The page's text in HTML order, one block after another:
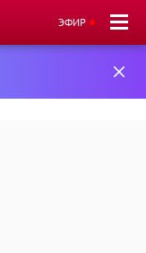
ЭФИР